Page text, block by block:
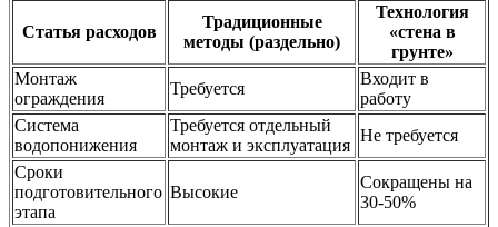
Статья расходов
Традиционные
методы (раздельно)
Технология
«стена в
грунте»
Монтаж
ограждения
Требуется
Входит в
работу
Система
водопонижения
Требуется отдельный
монтаж и эксплуатация
Не требуется
Сроки
подготовительного
этапа
Высокие
Сокращены на
30-50%